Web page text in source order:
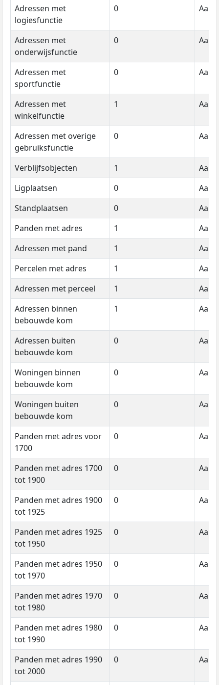
Adressen met
logiesfunctie
0
Adressen met
onderwijsfunctie
0
Adressen met
sportfunctie
0
Adressen met
winkelfunctie
1
Adressen met overige
gebruiksfunctie
0
Verblijfsobjecten 1
Ligplaatsen
0
Standplaatsen
0
Panden met adres
1
Adressen met pand
1
Percelen met adres
1
Adressen met perceel
1
Adressen binnen
bebouwde kom
1
Adressen buiten
bebouwde kom
0
Woningen binnen
bebouwde kom
0
Woningen buiten
bebouwde kom
0
Panden met adres voor
1700
0
Panden met adres 1700
tot 1900
0
Panden met adres 1900
tot 1925
0
Panden met adres 1925
tot 1950
0
Panden met adres 1950
tot 1970
0
Panden met adres 1970
tot 1980
0
Panden met adres 1980
tot 1990
0
Panden met adres 1990
tot 2000
0